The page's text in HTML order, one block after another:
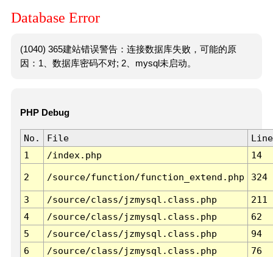
Database Error
(1040) 365建站错误警告：连接数据库失败，可能的原
因：1、数据库密码不对; 2、mysql未启动。
PHP Debug
No. File
Line
1
/index.php 14
2 /source/function/function_extend.php 324
3 /source/class/jzmysql.class.php
211
4
/source/class/jzmysql.class.php
62
5
/source/class/jzmysql.class.php
94
6
/source/class/jzmysql.class.php 76